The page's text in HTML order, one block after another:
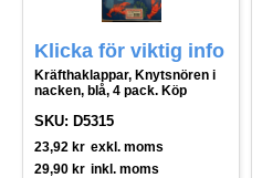
Klicka för viktig info
Kräfthaklappar, Knytsnören i
nacken, blå, 4 pack. Köp
SKU: D5315
23,92 kr exkl. moms
29,90 kr inkl. moms